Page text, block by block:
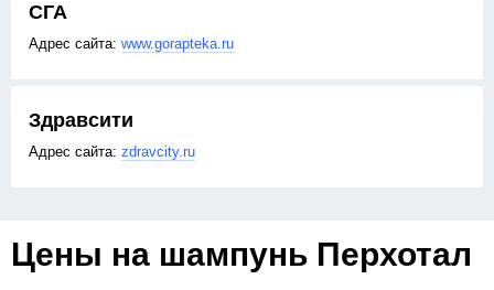
СГА
www.gorapteka.ru
Здравсити
zdravcity.ru
Цены на шампунь Перхотал